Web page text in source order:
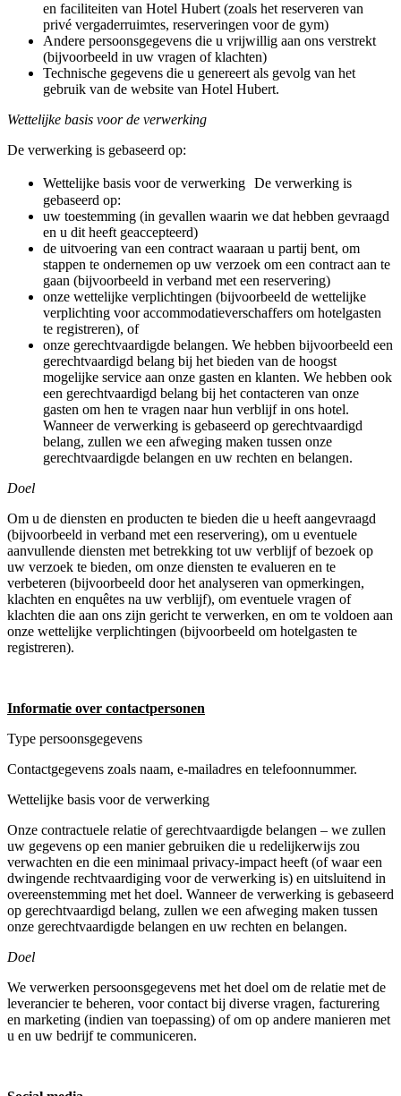
en faciliteiten van Hotel Hubert (zoals het reserveren van
privé vergaderruimtes, reserveringen voor de gym)
Andere persoonsgegevens die u vrijwillig aan ons verstrekt
(bijvoorbeeld in uw vragen of klachten)
Technische gegevens die u genereert als gevolg van het
gebruik van de website van Hotel Hubert.
Wettelijke basis voor de verwerking
De verwerking is gebaseerd op:
Wettelijke basis voor de verwerking De verwerking is
gebaseerd op:
uw toestemming (in gevallen waarin we dat hebben gevraagd
en u dit heeft geaccepteerd)
de uitvoering van een contract waaraan u partij bent, om
stappen te ondernemen op uw verzoek om een contract aan te
gaan (bijvoorbeeld in verband met een reservering)
onze wettelijke verplichtingen (bijvoorbeeld de wettelijke
verplichting voor accommodatieverschaffers om hotelgasten
te registreren), of
onze gerechtvaardigde belangen. We hebben bijvoorbeeld een
gerechtvaardigd belang bij het bieden van de hoogst
mogelijke service aan onze gasten en klanten. We hebben ook
een gerechtvaardigd belang bij het contacteren van onze
gasten om hen te vragen naar hun verblijf in ons hotel.
Wanneer de verwerking is gebaseerd op gerechtvaardigd
belang, zullen we een afweging maken tussen onze
gerechtvaardigde belangen en uw rechten en belangen.
Doel
Om u de diensten en producten te bieden die u heeft aangevraagd
(bijvoorbeeld in verband met een reservering), om u eventuele
aanvullende diensten met betrekking tot uw verblijf of bezoek op
uw verzoek te bieden, om onze diensten te evalueren en te
verbeteren (bijvoorbeeld door het analyseren van opmerkingen,
klachten en enquêtes na uw verblijf), om eventuele vragen of
klachten die aan ons zijn gericht te verwerken, en om te voldoen aan
onze wettelijke verplichtingen (bijvoorbeeld om hotelgasten te
registreren).
Informatie over contactpersonen
Type persoonsgegevens
Contactgegevens zoals naam, e-mailadres en telefoonnummer.
Wettelijke basis voor de verwerking
Onze contractuele relatie of gerechtvaardigde belangen – we zullen
uw gegevens op een manier gebruiken die u redelijkerwijs zou
verwachten en die een minimaal privacy-impact heeft (of waar een
dwingende rechtvaardiging voor de verwerking is) en uitsluitend in
overeenstemming met het doel. Wanneer de verwerking is gebaseerd
op gerechtvaardigd belang, zullen we een afweging maken tussen
onze gerechtvaardigde belangen en uw rechten en belangen.
Doel
We verwerken persoonsgegevens met het doel om de relatie met de
leverancier te beheren, voor contact bij diverse vragen, facturering
en marketing (indien van toepassing) of om op andere manieren met
u en uw bedrijf te communiceren.